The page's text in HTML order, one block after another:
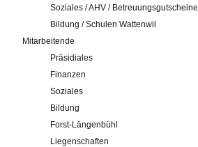
Soziales / AHV / Betreuungsgutscheine
Bildung / Schulen Wattenwil
Mitarbeitende
Präsidiales
Finanzen
Soziales
Bildung
Forst-Längenbühl
Liegenschaften